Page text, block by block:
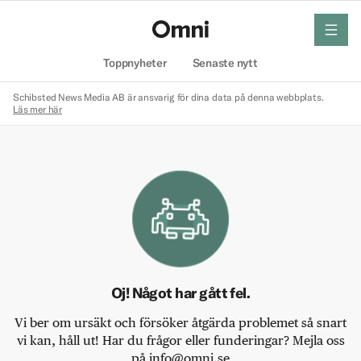
Toppnyheter Senaste nytt
meny
Schibsted News Media AB är ansvarig för dina data på denna webbplats.
Läs mer här
Oj! Något har gått fel.
Vi ber om ursäkt och försöker åtgärda problemet så snart
vi kan, håll ut! Har du frågor eller funderingar? Mejla oss